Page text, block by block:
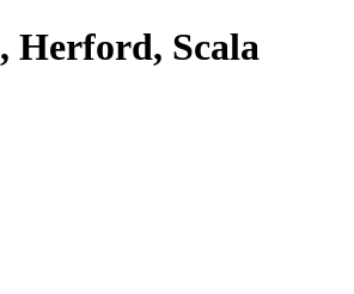
, Herford, Scala